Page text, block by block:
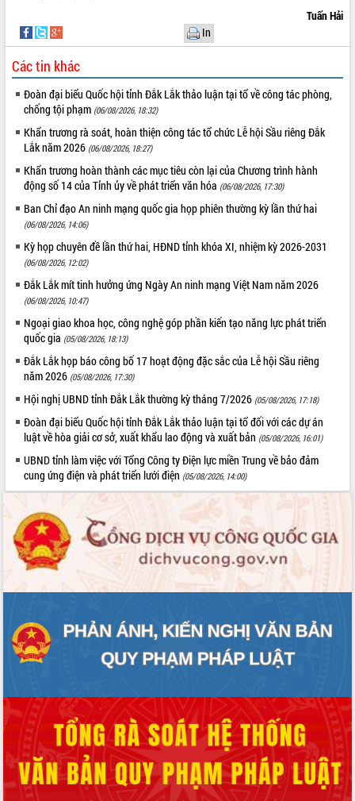
Tuấn Hải
In
Các tin khác
Đoàn đại biểu Quốc hội tỉnh Đắk Lắk thảo luận tại tổ về công tác phòng,
chống tội phạm (06/08/2026, 18:32)
Khẩn trương rà soát, hoàn thiện công tác tổ chức Lễ hội Sầu riêng Đắk
Lắk năm 2026 (06/08/2026, 18:27)
Khẩn trương hoàn thành các mục tiêu còn lại của Chương trình hành
động số 14 của Tỉnh ủy về phát triển văn hóa (06/08/2026, 17:30)
Ban Chỉ đạo An ninh mạng quốc gia họp phiên thường kỳ lần thứ hai
(06/08/2026, 14:06)
Kỳ họp chuyên đề lần thứ hai, HĐND tỉnh khóa XI, nhiệm kỳ 2026-2031
(06/08/2026, 12:02)
Đắk Lắk mít tinh hưởng ứng Ngày An ninh mạng Việt Nam năm 2026
(06/08/2026, 10:47)
Ngoại giao khoa học, công nghệ góp phần kiến tạo năng lực phát triển
quốc gia (05/08/2026, 18:13)
Đắk Lắk họp báo công bố 17 hoạt động đặc sắc của Lễ hội Sầu riêng
năm 2026 (05/08/2026, 17:30)
Hội nghị UBND tỉnh Đắk Lắk thường kỳ tháng 7/2026 (05/08/2026, 17:18)
Đoàn đại biểu Quốc hội tỉnh Đắk Lắk thảo luận tại tổ đối với các dự án
luật về hòa giải cơ sở, xuất khẩu lao động và xuất bản (05/08/2026, 16:01)
UBND tỉnh làm việc với Tổng Công ty Điện lực miền Trung về bảo đảm
cung ứng điện và phát triển lưới điện (05/08/2026, 14:00)